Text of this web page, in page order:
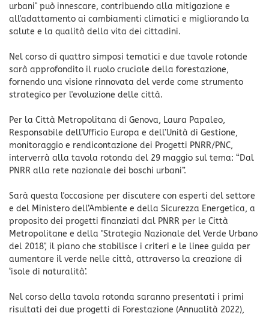
urbani" può innescare, contribuendo alla mitigazione e
all'adattamento ai cambiamenti climatici e migliorando la
salute e la qualità della vita dei cittadini.
Nel corso di quattro simposi tematici e due tavole rotonde
sarà approfondito il ruolo cruciale della forestazione,
fornendo una visione rinnovata del verde come strumento
strategico per l'evoluzione delle città.
Per la Città Metropolitana di Genova, Laura Papaleo,
Responsabile dell’Ufficio Europa e dell’Unità di Gestione,
monitoraggio e rendicontazione dei Progetti PNRR/PNC,
interverrà alla tavola rotonda del 29 maggio sul tema: “Dal
PNRR alla rete nazionale dei boschi urbani”.
Sarà questa l'occasione per discutere con esperti del settore
e del Ministero dell’Ambiente e della Sicurezza Energetica, a
proposito dei progetti finanziati dal PNRR per le Città
Metropolitane e della "Strategia Nazionale del Verde Urbano
del 2018", il piano che stabilisce i criteri e le linee guida per
aumentare il verde nelle città, attraverso la creazione di
‘isole di naturalità’.
Nel corso della tavola rotonda saranno presentati i primi
risultati dei due progetti di Forestazione (Annualità 2022),